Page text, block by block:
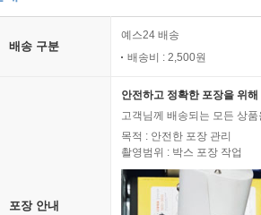
배송 구분
예스24 배송
배송비 : 2,500원
포장 안내
안전하고 정확한 포장을 위
고객님께 배송되는 모든 상
목적 : 안전한 포장 관리
촬영범위 : 박스 포장 작업